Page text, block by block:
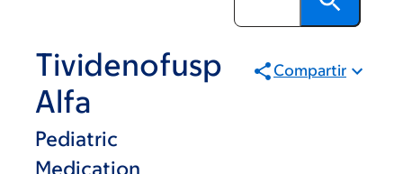
Tividenofusp
Alfa
Pediatric
Medication
Compartir